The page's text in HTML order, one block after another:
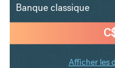
Banque classique
Afficher les